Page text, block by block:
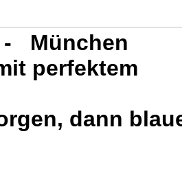
- München
perfektem
dann